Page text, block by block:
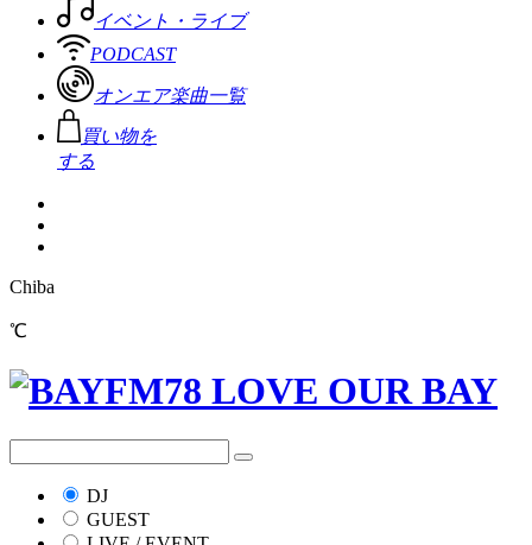
イベント・ライブ
PODCAST
オンエア楽曲一覧
買い物を
する
Chiba
℃
DJ
GUEST